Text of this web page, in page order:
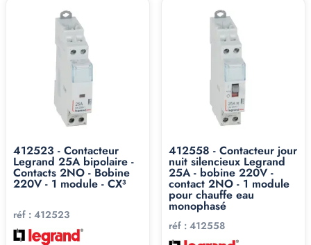
412523 - Contacteur
Legrand 25A bipolaire -
Contacts 2NO - Bobine
220V - 1 module - CX³
réf : 412523
412558 - Contacteur jour
nuit silencieux Legrand
25A - bobine 220V -
contact 2NO - 1 module
pour chauffe eau
monophasé
réf : 412558